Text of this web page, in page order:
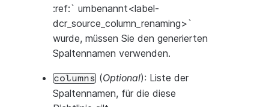
:ref:` umbenannt<label-
dcr_source_column_renaming>`
wurde, müssen Sie den generierten
Spaltennamen verwenden.
columns (Optional): Liste der
Spaltennamen, für die diese